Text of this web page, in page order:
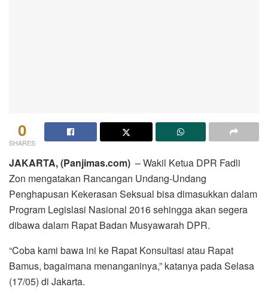
0
SHARES
JAKARTA, (Panjimas.com) – Wakil Ketua DPR Fadli
Zon mengatakan Rancangan Undang-Undang
Penghapusan Kekerasan Seksual bisa dimasukkan dalam
Program Legislasi Nasional 2016 sehingga akan segera
dibawa dalam Rapat Badan Musyawarah DPR.
“Coba kami bawa ini ke Rapat Konsultasi atau Rapat
Bamus, bagaimana menanganinya,” katanya pada Selasa
(17/05) di Jakarta.